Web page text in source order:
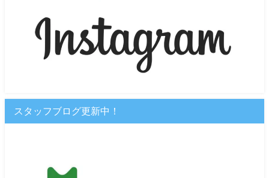
スタッフブログ更新中！